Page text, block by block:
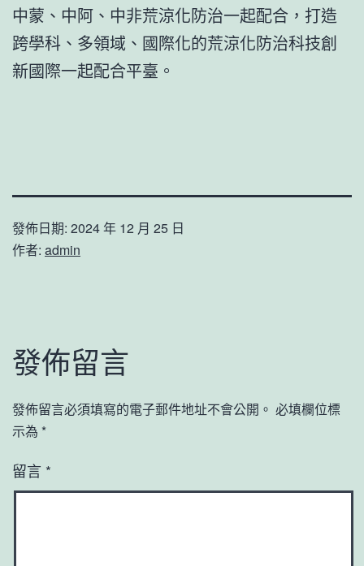
中蒙、中阿、中非荒涼化防治一起配合，打造
跨學科、多領域、國際化的荒涼化防治科技創
新國際一起配合平臺。
發佈日期: 2024 年 12 月 25 日
作者: admin
發佈留言
發佈留言必須填寫的電子郵件地址不會公開。 必填欄位標
示為 *
留言 *